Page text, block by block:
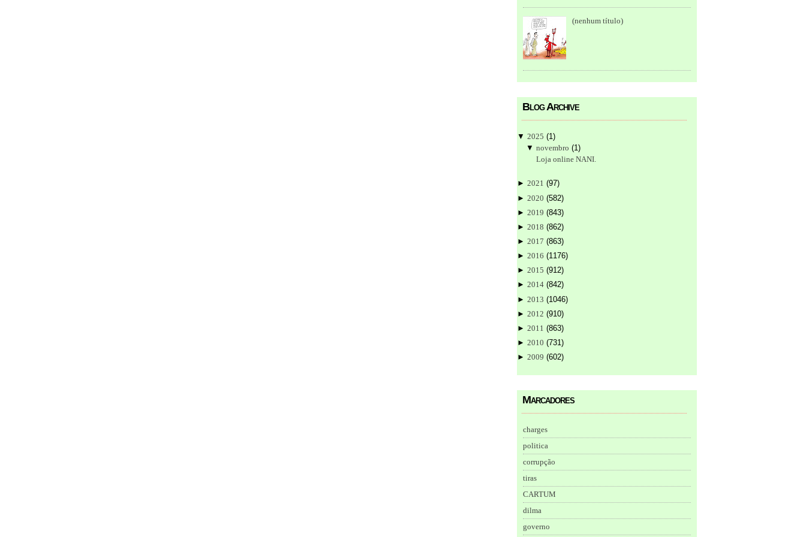
(nenhum título)
Blog Archive
▼ 2025 (1 )
▼novembro (1)
Loja online NANI.
► 2021 (97)
► 2020 (582)
► 2019 (843)
► 2018 (862)
► 2017 (863)
► 2016 (1176)
► 2015 (912)
► 2014 (842)
► 2013 (1046)
► 2012 (910)
► 2011 (863)
► 2010 (731)
► 2009 (602)
Marcadores
charges
politica
corrupção
tiras
CARTUM
dilma
governo